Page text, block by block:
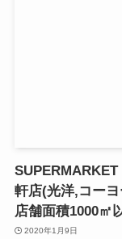
軒店(光洋,コーヨ
店舗面積1000㎡
2020年1月9日